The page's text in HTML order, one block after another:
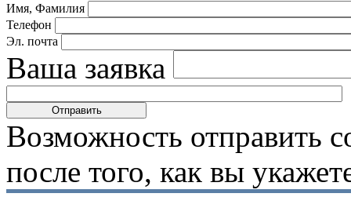
Имя, Фамилия
Телефон
Эл. почта
Ваша заявка
Возможность отправить
после того, как вы